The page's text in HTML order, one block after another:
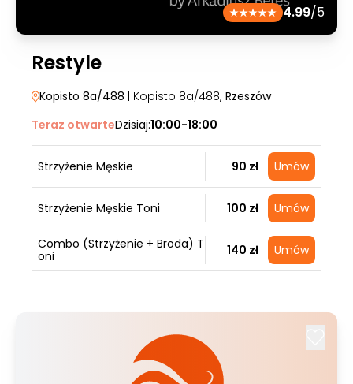
4.99/5
Restyle
Kopisto 8a/488 | Kopisto 8a/488, Rzeszów
Teraz otwarteDzisiaj:10:00-18:00
Strzyżenie Męskie 90 zł Umów
Strzyżenie Męskie Toni 100 zł Umów
Combo (Strzyżenie + Broda) T
oni
140 zł Umów